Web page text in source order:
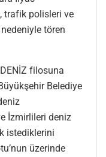
trafik polisleri ve
tören
filosuna
Belediye
İzmirlileri deniz
istediklerini
üzerinde